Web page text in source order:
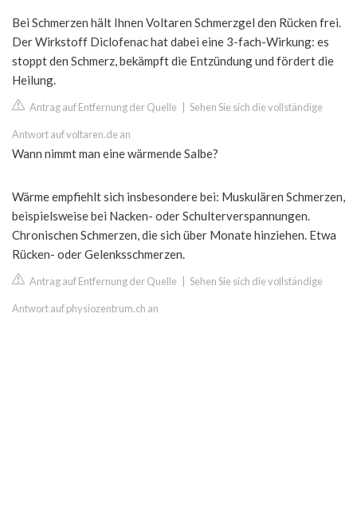
Bei Schmerzen hält Ihnen Voltaren Schmerzgel den Rücken frei.
Der Wirkstoff Diclofenac hat dabei eine 3-fach-Wirkung: es
stoppt den Schmerz, bekämpft die Entzündung und fördert die
Heilung.
Antrag auf Entfernung der Quelle Sehen Sie sich die vollständige
Antwort auf voltaren.de an
Wann nimmt man eine wärmende Salbe?
Wärme empfiehlt sich insbesondere bei: Muskulären Schmerzen,
beispielsweise bei Nacken- oder Schulterverspannungen.
Chronischen Schmerzen, die sich über Monate hinziehen. Etwa
Rücken- oder Gelenksschmerzen.
Antrag auf Entfernung der Quelle Sehen Sie sich die vollständige
Antwort auf physiozentrum.ch an